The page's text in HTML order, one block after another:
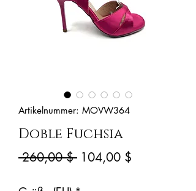
Artikelnummer: MOVW364
Doble Fuchsia
260,00 $ Standardpreis
104,00 $